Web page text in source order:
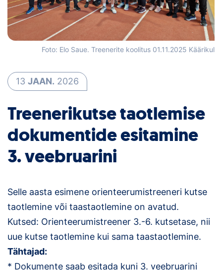
Kontakt
Galerii
Kalender
Tulemused
Dokumendid
Klubid
Suletud maastikud
Foto: Elo Saue. Treenerite koolitus 01.11.2025 Käärikul
13 JAAN. 2026
Treenerikutse taotlemise
dokumentide esitamine
3. veebruarini
Selle aasta esimene orienteerumistreeneri kutse
taotlemine või taastaotlemine on avatud.
Kutsed: Orienteerumistreener 3.-6. kutsetase, nii
uue kutse taotlemine kui sama taastaotlemine.
Tähtajad:
* Dokumente saab esitada kuni 3. veebruarini